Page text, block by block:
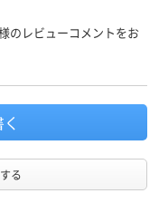
のレビューコメントをお
る